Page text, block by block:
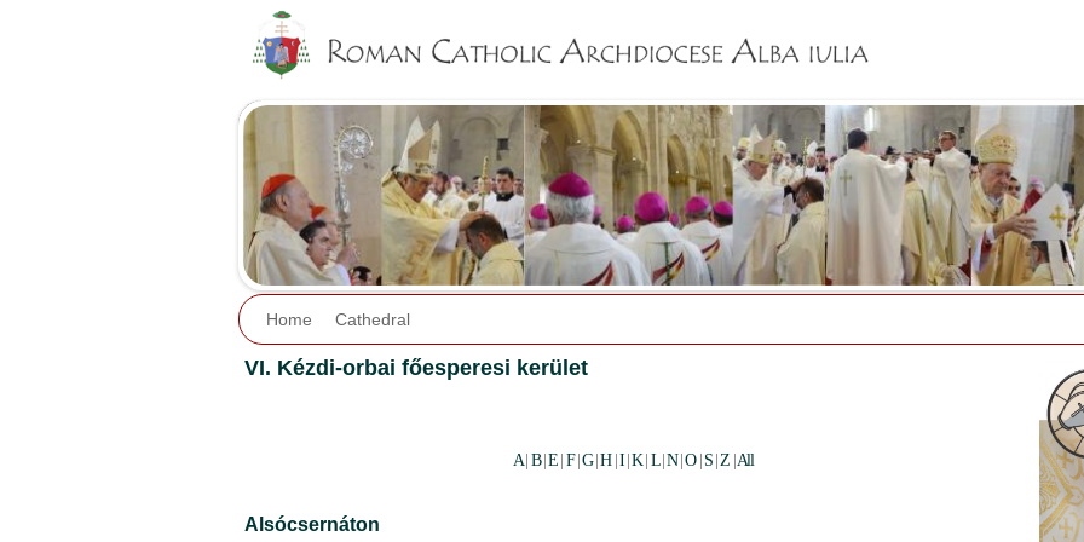
Home Cathedral
VI. Kézdi-orbai főesperesi kerület
A B |E F G |H I |K L |N |O S |Z All
Alsócsernáton